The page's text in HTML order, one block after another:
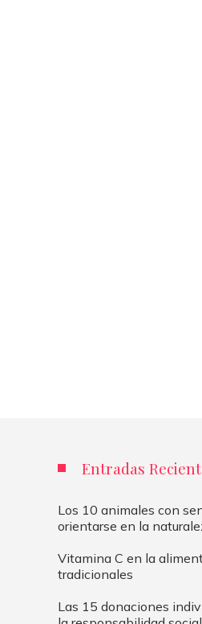
Entradas
Los 10 animales con
orientarse en la
Vitamina C en la
tradicionales
Las 15 donaciones